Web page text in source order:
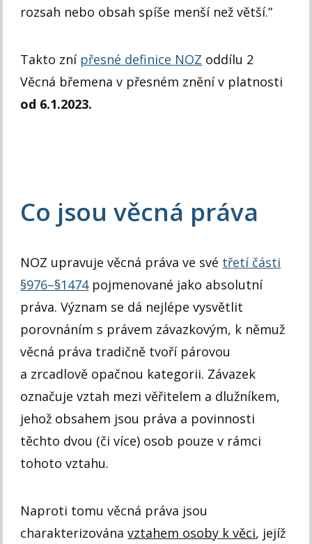
rozsah nebo obsah spíše menší než větší.”
Takto zní přesné definice NOZ oddílu 2
Věcná břemena v přesném znění v platnosti
od 6.1.2023.
Co jsou věcná práva
NOZ upravuje věcná práva ve své třetí části
§976–§1474pojmenované jako absolutní
práva. Význam se dá nejlépe vysvětlit
porovnáním s právem závazkovým, k němuž
věcná práva tradičně tvoří párovou
a zrcadlově opačnou kategorii. Závazek
označuje vztah mezi věřitelem a dlužníkem,
jehož obsahem jsou práva a povinnosti
těchto dvou (či více) osob pouze v rámci
tohoto vztahu.
Naproti tomu věcná práva jsou
charakterizovánavztahem osoby k věci, jejíž